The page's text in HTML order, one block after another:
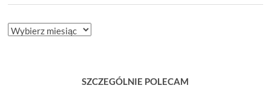
ARCHIWUM
SZCZEGÓLNIE POLECAM